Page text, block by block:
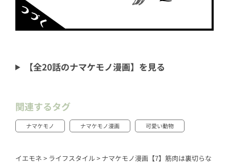
【全20話のナマケモノ漫画】を見る
関連するタグ
ナマケモノ ナマケモノ漫画 可愛い動物
イエモネ > ライフスタイル> ナマケモノ漫画【7】筋肉は裏切らな